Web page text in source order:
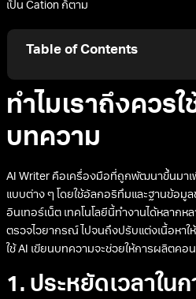
เป็น Cation ก็ตาม
Table of Contents
ทำไมเราถึงควรใ
บทความ
AI Writer คือเครื่องมือที่ถูกพัฒนาขึ้นมาเ
แบบต่าง ๆ โดยใช้อัลกอริทึมและฐานข้อมู
อินเทอร์เน็ต เทคโนโลยีนี้ทำงานได้หลากห
ตรวจไวยากรณ์ ไปจนถึงปรับแต่งเนื้อหาใ
ใช้ AI เขียนบทความจะช่วยให้การผลิตค
1. ประหยัดเวลาใน